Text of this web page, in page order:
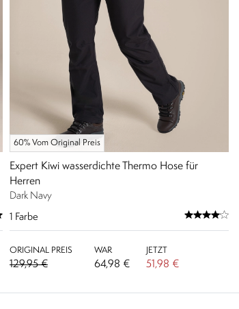
60% Vom Original Preis
Expert Kiwi wasserdichte Thermo Hose für
Herren
Dark Navy
1 Farbe
ORIGINAL PREIS
129,95 €
WAR
64,98 €
JETZT
51,98 €